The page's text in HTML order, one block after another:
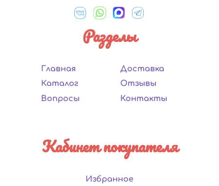
Разделы
Главная
Каталог
Вопросы
Доставка
Отзывы
Контакты
Кабинет покупателя
Избранное